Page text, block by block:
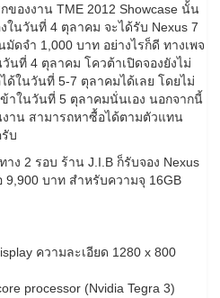
องงาน TME 2012 Showcase นั้น
ในวันที่ 4 ตุลาคม จะได้รับ Nexus 7
ดจำ 1,000 บาท อย่างไรก็ดี ทางเพจ
นที่ 4 ตุลาคม โควต้าเปิดจองยังไม่
ด้ในวันที่ 5-7 ตุลาคมได้เลย โดยไม่
ข้าในวันที่ 5 ตุลาคมนั่นเอง นอกจากนี้
าน สามารถหาซื้อได้ตามตัวแทน
บ
ง 2 รอบ ร้าน J.I.B ก็รับจอง Nexus
บาท สำหรับความจุ 16GB
ความละเอียด 1280 x 800
processor (Nvidia Tegra 3)